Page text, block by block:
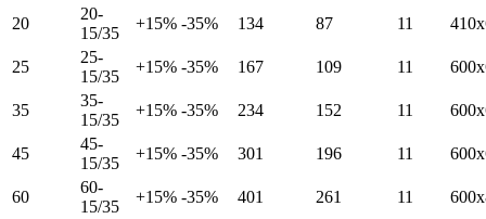
20
20-
15/35
+15% -35% 134 87 11
25
25-
15/35
+15% -35% 167 109 11
35
35-
15/35
+15% -35% 234 152 11
45
45-
15/35
+15% -35% 301 196 11
60
60-
15/35
+15% -35% 401 261 11